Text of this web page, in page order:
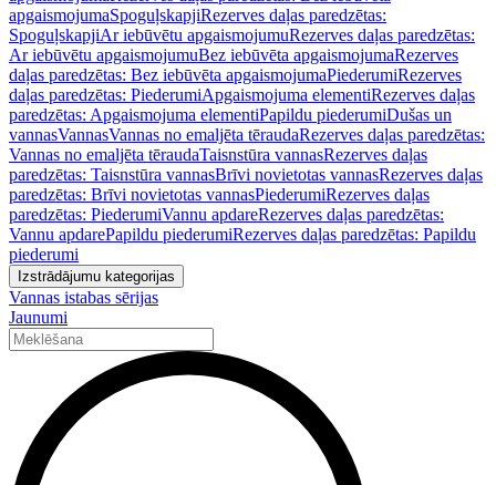
apgaismojumaSpoguļskapjiRezerves daļas paredzētas:
SpoguļskapjiAr iebūvētu apgaismojumuRezerves daļas paredzētas:
Ar iebūvētu apgaismojumuBez iebūvēta apgaismojumaRezerves
daļas paredzētas: Bez iebūvēta apgaismojumaPiederumiRezerves
daļas paredzētas: PiederumiApgaismojuma elementiRezerves daļas
paredzētas: Apgaismojuma elementiPapildu piederumiDušas un
vannasVannasVannas no emaljēta tēraudaRezerves daļas paredzētas:
Vannas no emaljēta tēraudaTaisnstūra vannasRezerves daļas
paredzētas: Taisnstūra vannasBrīvi novietotas vannasRezerves daļas
paredzētas: Brīvi novietotas vannasPiederumiRezerves daļas
paredzētas: PiederumiVannu apdareRezerves daļas paredzētas:
Vannu apdarePapildu piederumiRezerves daļas paredzētas: Papildu
piederumi
Izstrādājumu kategorijas
Vannas istabas sērijas
Jaunumi